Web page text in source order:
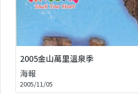
2005金山萬里溫泉季
海報
2005/11/05